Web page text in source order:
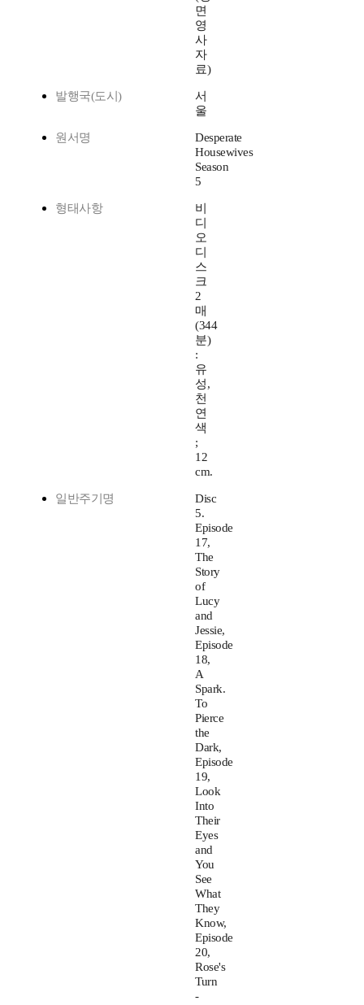
면
영
사
자
료)
발행국(도시)
서
울
원서명
Desperate
Housewives
Season
5
형태사항
비
디
오
디
스
크
2
매
(344
분)
:
유
성,
천
연
색
;
12
cm.
일반주기명
Disc
5.
Episode
17,
The
Story
of
Lucy
and
Jessie,
Episode
18,
A
Spark.
To
Pierce
the
Dark,
Episode
19,
Look
Into
Their
Eyes
and
You
See
What
They
Know,
Episode
20,
Rose's
Turn
-